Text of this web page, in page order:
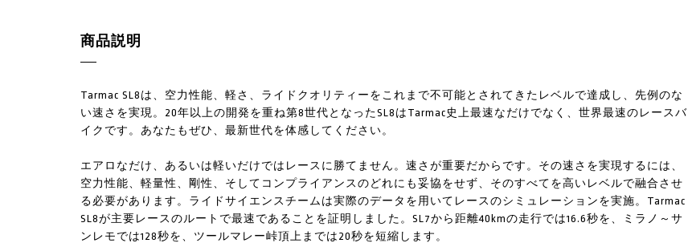
商品説明
Tarmac SL8は、空力性能、軽さ、ライドクオリティーをこれまで不可能とされてきたレベルで達成し、先例のな
い速さを実現。20年以上の開発を重ね第8世代となったSL8はTarmac史上最速なだけでなく、世界最速のレースバ
イクです。あなたもぜひ、最新世代を体感してください。
エアロなだけ、あるいは軽いだけではレースに勝てません。速さが重要だからです。その速さを実現するには、
空力性能、軽量性、剛性、そしてコンプライアンスのどれにも妥協をせず、そのすべてを高いレベルで融合させ
る必要があります。ライドサイエンスチームは実際のデータを用いてレースのシミュレーションを実施。Tarmac
SL8が主要レースのルートで最速であることを証明しました。SL7から距離40kmの走行では16.6秒を、ミラノ～サ
ンレモでは128秒を、ツールマレー峠頂上までは20秒を短縮します。